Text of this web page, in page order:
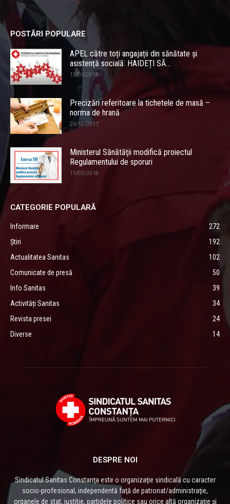
POSTĂRI POPULARE
APEL către toți angajații din sănătate și
asistență socială: HAIDEȚI SĂ...
13/03/2018
Precizări referitoare la tichetele de masă –
norma de hrană
26/10/2017
Ministerul Sănătăţii modifică proiectul
Regulamentului de sporuri
15/03/2018
CATEGORIE POPULARĂ
Informare
272
Știri
192
Actualitatea Sanitas
102
Comunicate de presă
50
Info Sanitas
39
Activități Sanitas
34
Revista presei
24
Diverse
14
DESPRE NOI
Sindicatul Sanitas Constanţa este o organizaţie sindicală cu caracter
socio-profesional, independentă faţă de patronat/administraţie,
organele de stat, justitie, partidele politice sau orice altă organizaţie și